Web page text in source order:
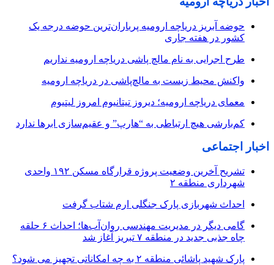
حوضه آبریز دریاچه ارومیه پرباران‌ترین حوضه‌ درجه یک
کشور در هفته جاری
طرح اجرایی به نام مالچ پاشی دریاچه ارومیه نداریم
واکنش محیط زیست به مالچ‌پاشی در دریاچه ارومیه
معمای دریاچه ارومیه؛ دیروز تیتانیوم امروز لیتیوم
کم‌بارشی هیچ ارتباطی به “هارپ” و عقیم‌سازی ابرها ندارد
اخبار اجتماعی
تشریح آخرین وضعیت پروژه قرارگاه مسکن ۱۹۲ واحدی
شهرداری منطقه ۲
احداث شهربازی پارک جنگلی ارم شتاب گرفت
گامی دیگر در مدیریت مهندسی روان‌آب‌ها؛ احداث ۶ حلقه
چاه جذبی جدید در منطقه ۷ تبریز آغاز شد
پارک شهید پاشائی منطقه ۲ به چه امکاناتی تجهیز می شود؟